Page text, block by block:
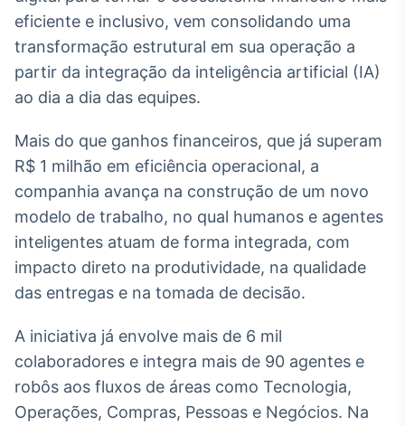
Broadcast
Datafeed
APIs para
integração de
conteúdos e
Broadcast
Ticker
Cotações e
headlines de
notícias
Broadcast
Widgets
para conteúdos e
funcionalidades
Broadcast
eficiente e inclusivo, vem consolidando uma
transformação estrutural em sua operação a
partir da integração da inteligência artificial (IA)
ao dia a dia das equipes.
Mais do que ganhos financeiros, que já superam
R$ 1 milhão em eficiência operacional, a
companhia avança na construção de um novo
modelo de trabalho, no qual humanos e agentes
inteligentes atuam de forma integrada, com
impacto direto na produtividade, na qualidade
das entregas e na tomada de decisão.
A iniciativa já envolve mais de 6 mil
colaboradores e integra mais de 90 agentes e
robôs aos fluxos de áreas como Tecnologia,
Operações, Compras, Pessoas e Negócios. Na